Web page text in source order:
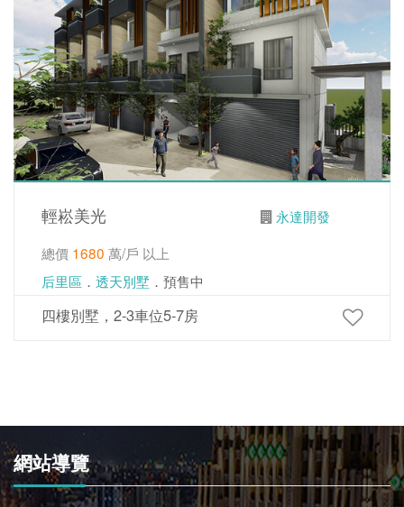
輕崧美光
永達開發
總價 1680 萬/戶 以上
后里區 ． 透天別墅 ．預售中
四樓別墅，2-3車位5-7房
網站導覽